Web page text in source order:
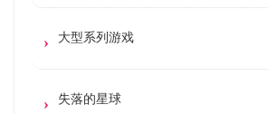
大型系列游戏
失落的星球